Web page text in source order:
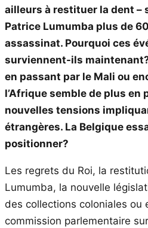
ailleurs à restituer la dent –
Patrice Lumumba plus de
assassinat. Pourquoi ces
surviennent-ils
en passant par le Mali ou
l’Afrique semble de plus en
nouvelles tensions
étrangères. La Belgique
positionner?
Les regrets du Roi, la
Lumumba, la nouvelle
des collections coloniales ou
commission parlementaire